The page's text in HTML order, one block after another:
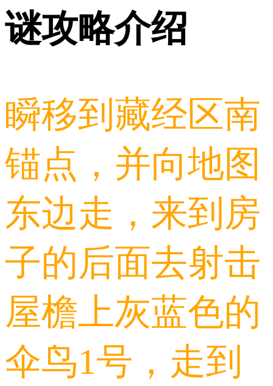
谜攻略介绍
瞬移到藏经区南
锚点，并向地图
东边走，来到房
子的后面去射击
屋檐上灰蓝色的
伞鸟1号，走到